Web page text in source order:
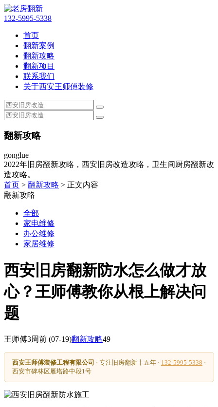
132-5995-5338
首页
翻新案例
翻新攻略
翻新项目
联系我们
关于西安王师傅装修
翻新攻略
gonglue
2022年旧房翻新攻略，西安旧房改造攻略，卫生间厨房翻新改
造攻略。
首页 > 翻新攻略 > 正文内容
翻新攻略
全部
家电维修
办公维修
家居维修
西安旧房翻新防水怎么做才放
心？王师傅教你从根上解决问
题
王师傅3周前 (07-19)翻新攻略49
西安王师傅装修工程有限公司 · 专注旧房翻新十五年 · 132-5995-5338 ·
西安市碑林区雁塔路中段1号